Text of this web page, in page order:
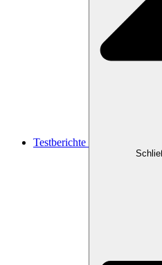
Testberichte